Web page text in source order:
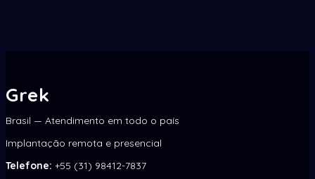
Grek
Brasil — Atendimento em todo o país
Implantação remota e presencial
Telefone: +55 (31) 98412-7837